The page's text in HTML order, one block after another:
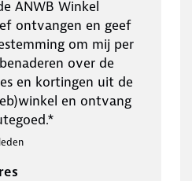
ANWB Winkel
ontvangen en geef
om mij per
over de
en kortingen uit de
en ontvang